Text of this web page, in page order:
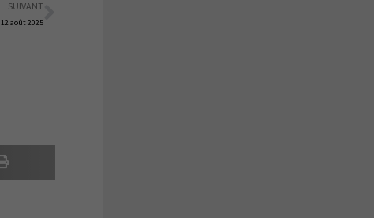
SUIVANT
12 août 2025Suivant